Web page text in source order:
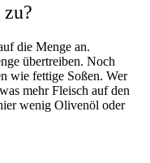
die Menge an.
übertreiben. Noch
wie fettige Soßen. Wer
mehr Fleisch auf den
wenig Olivenöl oder